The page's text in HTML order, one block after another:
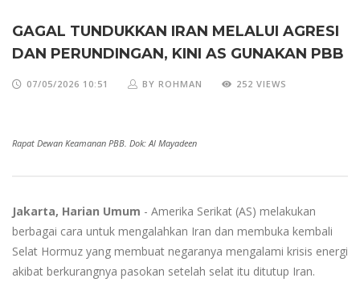
GAGAL TUNDUKKAN IRAN MELALUI AGRESI
DAN PERUNDINGAN, KINI AS GUNAKAN PBB
07/05/2026 10:51 BY ROHMAN 252 VIEWS
Rapat Dewan Keamanan PBB. Dok: Al Mayadeen
Jakarta, Harian Umum - Amerika Serikat (AS) melakukan
berbagai cara untuk mengalahkan Iran dan membuka kembali
Selat Hormuz yang membuat negaranya mengalami krisis energi
akibat berkurangnya pasokan setelah selat itu ditutup Iran.